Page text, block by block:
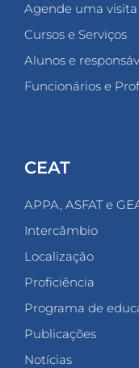
Agende uma visita
Cursos e Serviços
Alunos e
Funcionários e
CEAT
APPA, ASFAT e
Intercâmbio
Localização
Proficiência
Programa de
Publicações
Notícias